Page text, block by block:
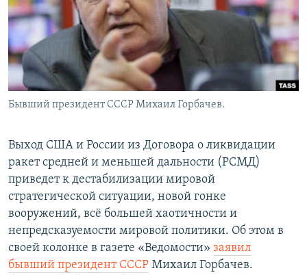
Бывший президент СССР Михаил Горбачев.
Выход США и России из Договора о ликвидации
ракет средней и меньшей дальности (РСМД)
приведет к дестабилизации мировой
стратегической ситуации, новой гонке
вооружений, всё большей хаотичности и
непредсказуемости мировой политики. Об этом в
своей колонке в газете «Ведомости» заявил
бывший президент СССР Михаил Горбачев.